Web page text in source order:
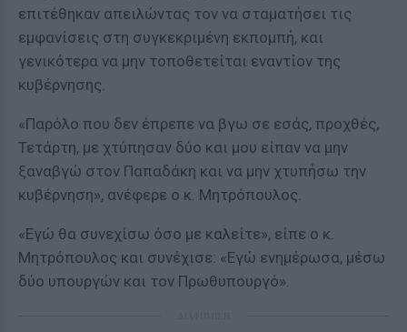
επιτέθηκαν απειλώντας τον να σταματήσει τις
εμφανίσεις στη συγκεκριμένη εκπομπή, και
γενικότερα να μην τοποθετείται εναντίον της
κυβέρνησης.
«Παρόλο που δεν έπρεπε να βγω σε εσάς, προχθές,
Τετάρτη, με χτύπησαν δύο και μου είπαν να μην
ξαναβγώ στον Παπαδάκη και να μην χτυπήσω την
κυβέρνηση», ανέφερε ο κ. Μητρόπουλος.
«Εγώ θα συνεχίσω όσο με καλείτε», είπε ο κ.
Μητρόπουλος και συνέχισε: «Εγώ ενημέρωσα, μέσω
δύο υπουργών και τον Πρωθυπουργό».